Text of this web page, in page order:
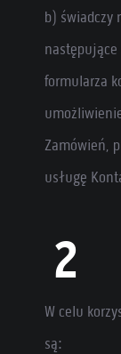
b) świadczy
formularza
Zamówień,
usługę
W celu
są: